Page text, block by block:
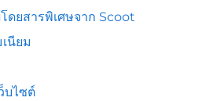
ดยสารพิเศษจาก Scoot
นียม
บไซต์